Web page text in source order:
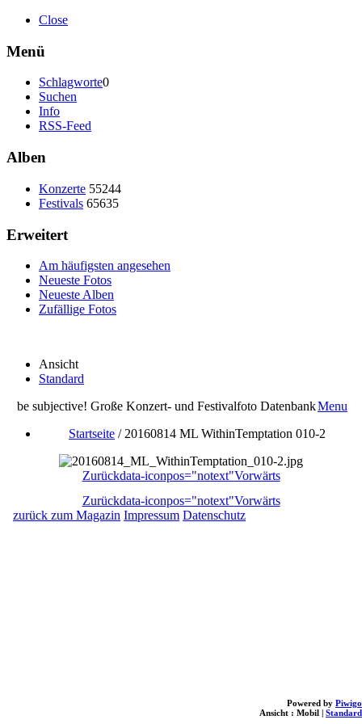
Close
Menü
Schlagworte0
Suchen
Info
RSS-Feed
Alben
Konzerte 55244
Festivals 65635
Erweitert
Am häufigsten angesehen
Neueste Fotos
Neueste Alben
Zufällige Fotos
Ansicht
Standard
be subjective! Große Konzert- und Festivalfoto DatenbankMenu
Startseite / 20160814 ML WithinTemptation 010-2
Zurückdata-iconpos="notext"Vorwärts
Zurückdata-iconpos="notext"Vorwärts
Powered by Piwigo
Ansicht : Mobil | Standard
zurück zum Magazin Impressum Datenschutz